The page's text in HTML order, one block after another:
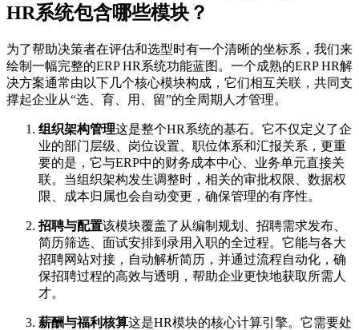
HR系统包含哪些模块？
为了帮助决策者在评估和选型时有一个清晰的坐标系，我们来
绘制一幅完整的ERP HR系统功能蓝图。一个成熟的ERP HR解
决方案通常由以下几个核心模块构成，它们相互关联，共同支
撑起企业从“选、育、用、留”的全周期人才管理。
组织架构管理这是整个HR系统的基石。它不仅定义了企
业的部门层级、岗位设置、职位体系和汇报关系，更重
要的是，它与ERP中的财务成本中心、业务单元直接关
联。当组织架构发生调整时，相关的审批权限、数据权
限、成本归属也会自动变更，确保管理的有序性。
招聘与配置该模块覆盖了从编制规划、招聘需求发布、
简历筛选、面试安排到录用入职的全过程。它能与各大
招聘网站对接，自动解析简历，并通过流程自动化，确
保招聘过程的高效与透明，帮助企业更快地获取所需人
才。
薪酬与福利核算这是HR模块的核心计算引擎。它需要处